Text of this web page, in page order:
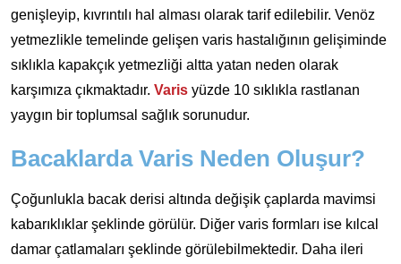
genişleyip, kıvrıntılı hal alması olarak tarif edilebilir. Venöz
yetmezlikle temelinde gelişen varis hastalığının gelişiminde
sıklıkla kapakçık yetmezliği altta yatan neden olarak
karşımıza çıkmaktadır. Varis yüzde 10 sıklıkla rastlanan
yaygın bir toplumsal sağlık sorunudur.
Bacaklarda Varis Neden Oluşur?
Çoğunlukla bacak derisi altında değişik çaplarda mavimsi
kabarıklıklar şeklinde görülür. Diğer varis formları ise kılcal
damar çatlamaları şeklinde görülebilmektedir. Daha ileri